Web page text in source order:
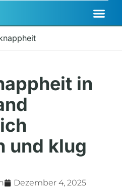
in
und klug
Dezember 4, 2025